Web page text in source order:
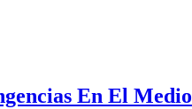
En El Medio